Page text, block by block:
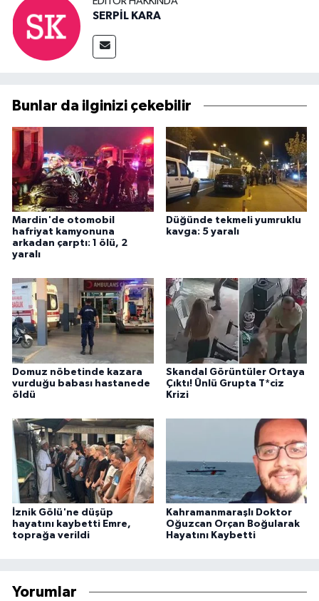
SERPİL KARA
Bunlar da ilginizi çekebilir
Mardin'de otomobil
hafriyat kamyonuna
arkadan çarptı: 1 ölü, 2
yaralı
Düğünde tekmeli yumruklu
kavga: 5 yaralı
Domuz nöbetinde kazara
vurduğu babası hastanede
öldü
Skandal Görüntüler Ortaya
Çıktı! Ünlü Grupta T*ciz
Krizi
İznik Gölü'ne düşüp
hayatını kaybetti Emre,
toprağa verildi
Kahramanmaraşlı Doktor
Oğuzcan Orçan Boğularak
Hayatını Kaybetti
Yorumlar